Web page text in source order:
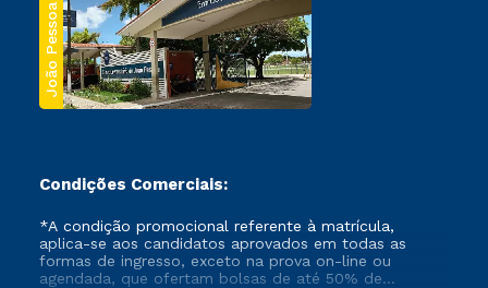
João Pessoa
Condições Comerciais:
*A condição promocional referente à matrícula,
aplica-se aos candidatos aprovados em todas as
formas de ingresso, exceto na prova on-line ou
agendada, que ofertam bolsas de até 50% de